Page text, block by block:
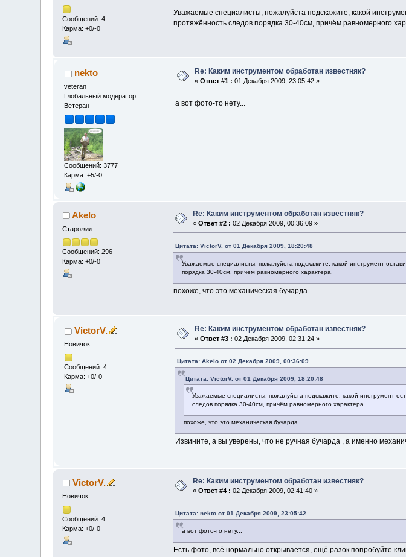
Сообщений: 4
Карма: +0/-0
Уважаемые специалисты, пожалуйста подскажите, какой
протяжённость следов порядка 30-40см, причём равномерного
nekto
veteran
Глобальный модератор
Ветеран
Сообщений: 3777
Карма: +5/-0
Re: Каким инструментом обработан известняк?
«Ответ #1 : 01 Декабря 2009, 23:05:42 »
а вот фото-то нету...
Akelo
Старожил
Сообщений: 296
Карма: +0/-0
Re: Каким инструментом обработан известняк?
«Ответ #2 : 02 Декабря 2009, 00:36:09 »
Цитата: VictorV. от 01 Декабря 2009, 18:20:48
Уважаемые специалисты, пожалуйста подскажите, какой инструмент
порядка 30-40см, причём равномерного характера.
похоже, что это механическая бучарда
VictorV.
Новичок
Сообщений: 4
Карма: +0/-0
Re: Каким инструментом обработан известняк?
«Ответ #3 : 02 Декабря 2009, 02:31:24 »
Цитата: Akelo от 02 Декабря 2009, 00:36:09
Цитата: VictorV. от 01 Декабря 2009, 18:20:48
Уважаемые специалисты, пожалуйста подскажите, какой инструмент
следов порядка 30-40см, причём равномерного характера.
похоже, что это механическая бучарда
Извините, а вы уверены, что не ручная бучарда , а именно
VictorV.
Новичок
Сообщений: 4
Карма: +0/-0
Re: Каким инструментом обработан известняк?
«Ответ #4 : 02 Декабря 2009, 02:41:40 »
Цитата: nekto от 01 Декабря 2009, 23:05:42
а вот фото-то нету...
Есть фото, всё нормально открывается, ещё разок попробуйте